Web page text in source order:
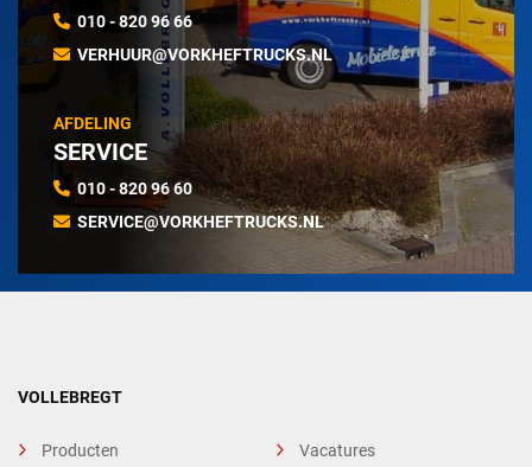
010 - 820 96 66
VERHUUR@VORKHEFTRUCKS.NL
AFDELING
SERVICE
010 - 820 96 60
SERVICE@VORKHEFTRUCKS.NL
VOLLEBREGT
Producten
Vacatures